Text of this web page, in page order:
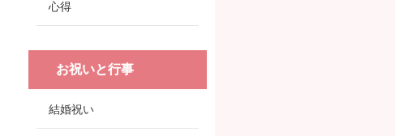
心得
お祝いと行事
結婚祝い